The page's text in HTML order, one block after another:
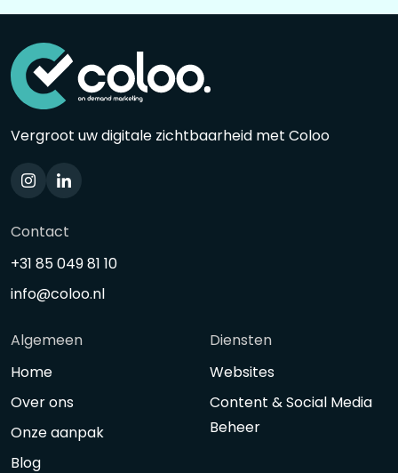
Vergroot uw digitale zichtbaarheid met Coloo
Contact
+31 85 049 81 10
info@coloo.nl
Algemeen
Home
Over ons
Onze aanpak
Blog
Diensten
Websites
Content & Social Media
Beheer